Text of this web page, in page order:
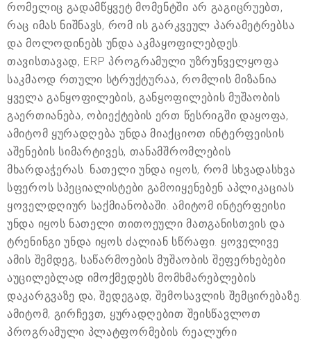
რომელიც გადამწყვეტ მომენტში არ გაგიცრუებთ,
რაც იმას ნიშნავს, რომ ის გარკვეულ პარამეტრებსა
და მოლოდინებს უნდა აკმაყოფილებდეს.
თავისთავად, ERP პროგრამული უზრუნველყოფა
საკმაოდ რთული სტრუქტურაა, რომლის მიზანია
ყველა განყოფილების, განყოფილების მუშაობის
გაერთიანება, ობიექტების ერთ წესრიგში დაყოფა,
ამიტომ ყურადღება უნდა მიაქციოთ ინტერფეისის
აშენების სიმარტივეს, თანამშრომლების
მხარდაჭერას. ნათელი უნდა იყოს, რომ სხვადასხვა
სფეროს სპეციალისტები გამოიყენებენ აპლიკაციას
ყოველდღიურ საქმიანობაში. ამიტომ ინტერფეისი
უნდა იყოს ნათელი თითოეული მათგანისთვის და
ტრენინგი უნდა იყოს ძალიან სწრაფი. ყოველივე
ამის შემდეგ, საწარმოების მუშაობის შეფერხებები
აუცილებლად იმოქმედებს მომხმარებლების
დაკარგვაზე და, შედეგად, შემოსავლის შემცირებაზე.
ამიტომ, გირჩევთ, ყურადღებით შეისწავლოთ
პროგრამული პლატფორმების რეალური